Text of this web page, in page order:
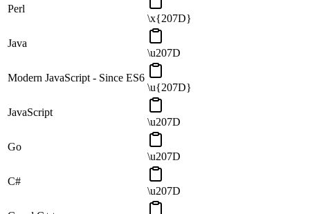
Perl
\x{207D}
Java
\u207D
Modern JavaScript - Since ES6
\u{207D}
JavaScript
\u207D
Go
\u207D
C#
\u207D